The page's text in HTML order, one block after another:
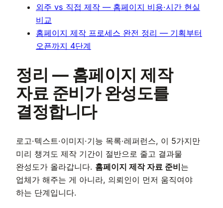
외주 vs 직접 제작 — 홈페이지 비용·시간 현실
비교
홈페이지 제작 프로세스 완전 정리 — 기획부터
오픈까지 4단계
정리 — 홈페이지 제작
자료 준비가 완성도를
결정합니다
로고·텍스트·이미지·기능 목록·레퍼런스, 이 5가지만
미리 챙겨도 제작 기간이 절반으로 줄고 결과물
완성도가 올라갑니다. 홈페이지 제작 자료 준비는
업체가 해주는 게 아니라, 의뢰인이 먼저 움직여야
하는 단계입니다.